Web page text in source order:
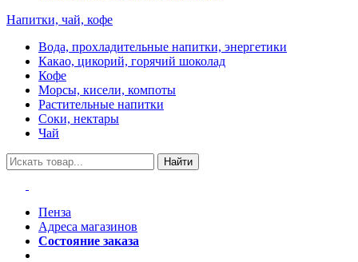
Напитки, чай, кофе
Вода, прохладительные напитки, энергетики
Какао, цикорий, горячий шоколад
Кофе
Морсы, кисели, компоты
Растительные напитки
Соки, нектары
Чай
Найти
Пенза
Адреса магазинов
Состояние заказа